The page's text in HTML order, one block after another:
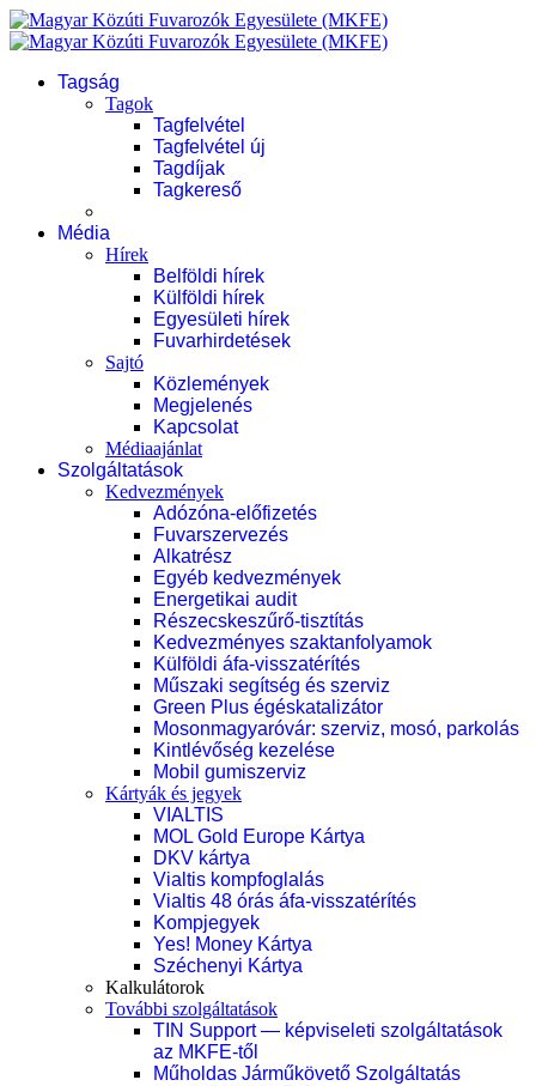
Tagság
Tagok
Tagfelvétel
Tagfelvétel új
Tagdíjak
Tagkereső
Média
Hírek
Belföldi hírek
Külföldi hírek
Egyesületi hírek
Fuvarhirdetések
Sajtó
Közlemények
Megjelenés
Kapcsolat
Médiaajánlat
Szolgáltatások
Kedvezmények
Adózóna-előfizetés
Fuvarszervezés
Alkatrész
Egyéb kedvezmények
Energetikai audit
Részecskeszűrő-tisztítás
Kedvezményes szaktanfolyamok
Külföldi áfa-visszatérítés
Műszaki segítség és szerviz
Green Plus égéskatalizátor
Mosonmagyaróvár: szerviz, mosó, parkolás
Kintlévőség kezelése
Mobil gumiszerviz
Kártyák és jegyek
VIALTIS
MOL Gold Europe Kártya
DKV kártya
Vialtis kompfoglalás
Vialtis 48 órás áfa-visszatérítés
Kompjegyek
Yes! Money Kártya
Széchenyi Kártya
Kalkulátorok
További szolgáltatások
TIN Support — képviseleti szolgáltatások
az MKFE-től
Műholdas Járműkövető Szolgáltatás